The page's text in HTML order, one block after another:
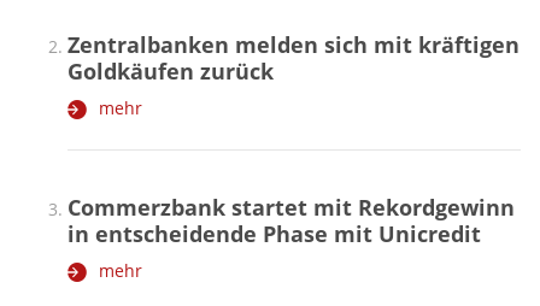
Zentralbanken melden sich mit kräftigen
Goldkäufen zurück
mehr
Commerzbank startet mit Rekordgewinn
in entscheidende Phase mit Unicredit
mehr